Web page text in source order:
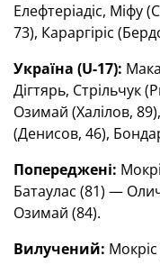
Елефтеріадіс, Міфу
73), Караргіріс
Україна (U-17):
Дігтярь, Стрільчук
Озимай (Халілов,
(Денисов, 46),
Попереджені:
Батаулас (81) —
Озимай (84).
Вилучений: Мокріс